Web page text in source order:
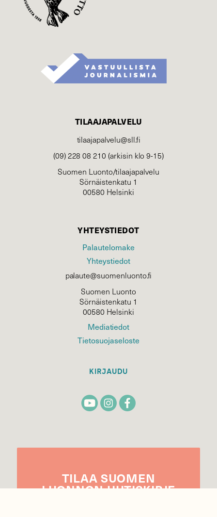
TILAAJAPALVELU
tilaajapalvelu@sll.fi
(09) 228 08 210 (arkisin klo 9-15)
Suomen Luonto/tilaajapalvelu
Sörnäistenkatu 1
00580 Helsinki
YHTEYSTIEDOT
Palautelomake
Yhteystiedot
palaute@suomenluonto.fi
Suomen Luonto
Sörnäistenkatu 1
00580 Helsinki
Mediatiedot
Tietosuojaseloste
KIRJAUDU
TILAA SUOMEN
LUONNONUUTIS­KIRJE